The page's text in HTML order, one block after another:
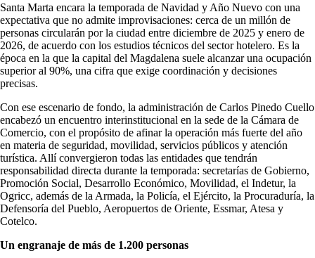
Santa Marta encara la temporada de Navidad y Año Nuevo con una
expectativa que no admite improvisaciones: cerca de un millón de
personas circularán por la ciudad entre diciembre de 2025 y enero de
2026, de acuerdo con los estudios técnicos del sector hotelero. Es la
época en la que la capital del Magdalena suele alcanzar una ocupación
superior al 90%, una cifra que exige coordinación y decisiones
precisas.
Con ese escenario de fondo, la administración de Carlos Pinedo Cuello
encabezó un encuentro interinstitucional en la sede de la Cámara de
Comercio, con el propósito de afinar la operación más fuerte del año
en materia de seguridad, movilidad, servicios públicos y atención
turística. Allí convergieron todas las entidades que tendrán
responsabilidad directa durante la temporada: secretarías de Gobierno,
Promoción Social, Desarrollo Económico, Movilidad, el Indetur, la
Ogricc, además de la Armada, la Policía, el Ejército, la Procuraduría, la
Defensoría del Pueblo, Aeropuertos de Oriente, Essmar, Atesa y
Cotelco.
Un engranaje de más de 1.200 personas